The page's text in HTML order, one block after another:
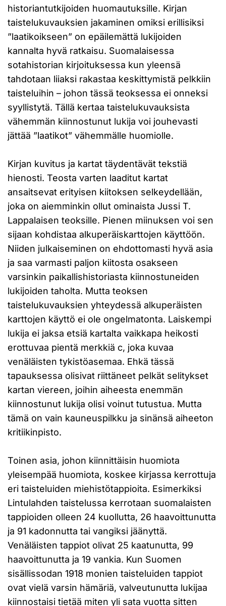
historiantutkijoiden huomautuksille. Kirjan
taistelukuvauksien jakaminen omiksi erillisiksi
”laatikoikseen” on epäilemättä lukijoiden
kannalta hyvä ratkaisu. Suomalaisessa
sotahistorian kirjoituksessa kun yleensä
tahdotaan liiaksi rakastaa keskittymistä pelkkiin
taisteluihin – johon tässä teoksessa ei onneksi
syyllistytä. Tällä kertaa taistelukuvauksista
vähemmän kiinnostunut lukija voi jouhevasti
jättää ”laatikot” vähemmälle huomiolle.
Kirjan kuvitus ja kartat täydentävät tekstiä
hienosti. Teosta varten laaditut kartat
ansaitsevat erityisen kiitoksen selkeydellään,
joka on aiemminkin ollut ominaista Jussi T.
Lappalaisen teoksille. Pienen miinuksen voi sen
sijaan kohdistaa alkuperäiskarttojen käyttöön.
Niiden julkaiseminen on ehdottomasti hyvä asia
ja saa varmasti paljon kiitosta osakseen
varsinkin paikallishistoriasta kiinnostuneiden
lukijoiden taholta. Mutta teoksen
taistelukuvauksien yhteydessä alkuperäisten
karttojen käyttö ei ole ongelmatonta. Laiskempi
lukija ei jaksa etsiä kartalta vaikkapa heikosti
erottuvaa pientä merkkiä c, joka kuvaa
venäläisten tykistöasemaa. Ehkä tässä
tapauksessa olisivat riittäneet pelkät selitykset
kartan viereen, joihin aiheesta enemmän
kiinnostunut lukija olisi voinut tutustua. Mutta
tämä on vain kauneuspilkku ja sinänsä aiheeton
kritiikinpisto.
Toinen asia, johon kiinnittäisin huomiota
yleisempää huomiota, koskee kirjassa kerrottuja
eri taisteluiden miehistötappioita. Esimerkiksi
Lintulahden taistelussa kerrotaan suomalaisten
tappioiden olleen 24 kuollutta, 26 haavoittunutta
ja 91 kadonnutta tai vangiksi jäänyttä.
Venäläisten tappiot olivat 25 kaatunutta, 99
haavoittunutta ja 19 vankia. Kun Suomen
sisällissodan 1918 monien taisteluiden tappiot
ovat vielä varsin hämäriä, valveutunutta lukijaa
kiinnostaisi tietää miten yli sata vuotta sitten